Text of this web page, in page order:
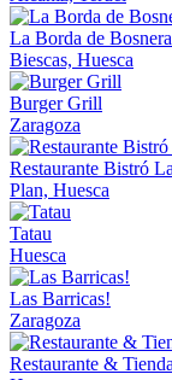
La Borda de
Biescas, Huesca
Burger Grill
Zaragoza
Restaurante Bistró
Plan, Huesca
Tatau
Huesca
Las Barricas!
Zaragoza
Restaurante &